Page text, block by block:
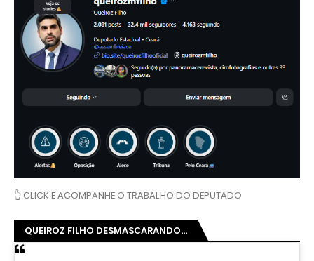
👆 CLICK E ACOMPANHE O TRABALHO DO DEPUTADO
QUEIROZ FILHO DESMASCARANDO...